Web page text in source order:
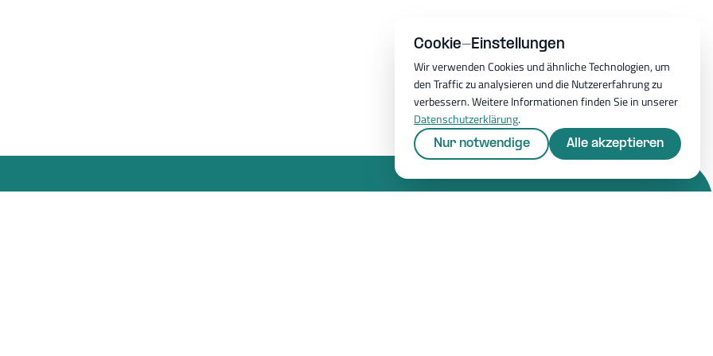
Cookie-Einstellungen
Wir verwenden Cookies und ähnliche Technologien, um
den Traffic zu analysieren und die Nutzererfahrung zu
verbessern. Weitere Informationen finden Sie in unserer
Datenschutzerklärung.
Nur notwendige Alle akzeptieren